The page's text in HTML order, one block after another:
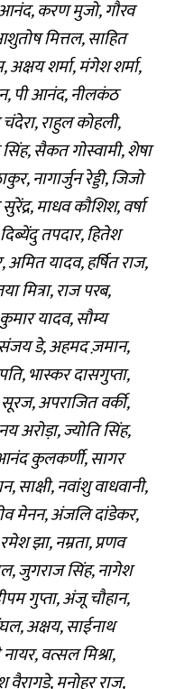
करण मुजो, गौरव
मित्तल, साहित
शर्मा, मंगेश शर्मा,
पी आनंद, नीलकंठ
राहुल कोहली,
सैकत गोस्वामी, शेषा
नागार्जुन रेड्डी, जिजो
माधव कौशिश, वर्षा
तपदार, हितेश
अमित यादव, हर्षित राज,
मित्रा, राज परब,
यादव, सौम्य
संजय डे, अहमद ज़मान,
भास्कर दासगुप्ता,
सूरज, अपराजित वर्की,
अरोड़ा, ज्योति सिंह,
कुलकर्णी, सागर
नवांशु वाधवानी,
मेनन, अंजलि दांडेकर,
झा, नम्रता, प्रणव
जुगराज सिंह, नागेश
गुप्ता, अंजू चौहान,
अक्षय, साईनाथ
वत्सल मिश्रा,
वैरागड़े, मनोहर राज,